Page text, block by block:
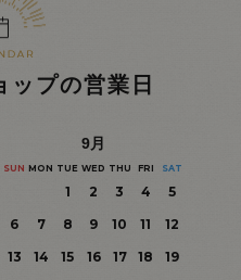
ップの営業日
9月
SUN MON TUE WED THU FRI SAT
1 2 3 4
5
6
7 8 9 10 11
12
13
14 15 16 17 18
19